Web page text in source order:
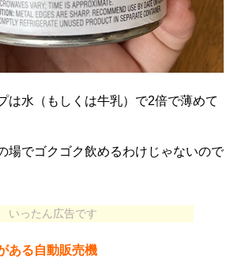
は水（もしくは牛乳）で2倍で薄めて
場でゴクゴク飲めるわけじゃないので
いったん広告です
ある自動販売機